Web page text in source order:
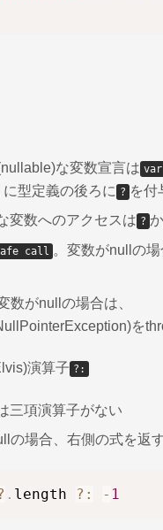
な変数宣言は
に型定義の後ろに ? を付
変数へのアクセスは ?
call 。変数がnullの
数がnullの場合は、
を
演算子 ?:
三項演算子がない
の場合、右側の式を返
. length ?: - 1